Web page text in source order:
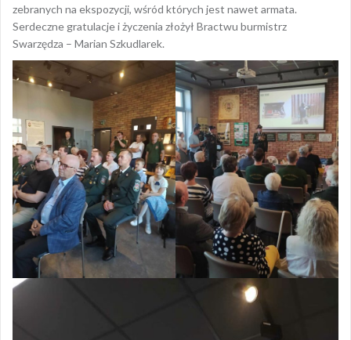
zebranych na ekspozycji, wśród których jest nawet armata.
Serdeczne gratulacje i życzenia złożył Bractwu burmistrz
Swarzędza – Marian Szkudlarek.